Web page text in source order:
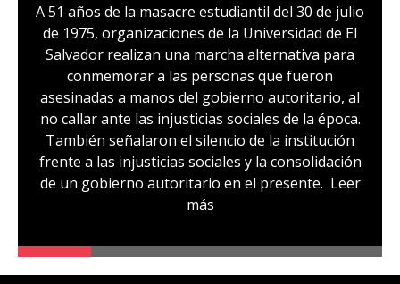
A 51 años de la masacre estudiantil del 30 de julio
de 1975, organizaciones de la Universidad de El
Salvador realizan una marcha alternativa para
conmemorar a las personas que fueron
asesinadas a manos del gobierno autoritario, al
no callar ante las injusticias sociales de la época.
También señalaron el silencio de la institución
frente a las injusticias sociales y la consolidación
de un gobierno autoritario en el presente. Leer
más